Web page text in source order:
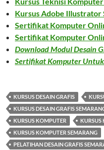
Kursus Adobe Illustrator
Sertifikat Komputer
Sertifikat Komputer
Download Modul Desain
Sertifikat Komputer Untuk
KURSUS DESAIN GRAFIS
KURSUS DESAIN GRAFIS
KURSUS KOMPUTER
KURSUS
KURSUS KOMPUTER SEMARANG
PELATIHAN DESAIN GRAFIS